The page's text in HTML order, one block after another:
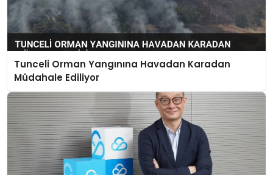
Tunceli Orman Yangınına Havadan Karadan
Müdahale Ediliyor